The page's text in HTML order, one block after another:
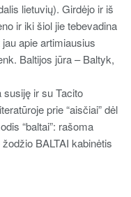
lietuvių). Girdėjo ir iš
ir iki šiol jie tebevadina
apie artimiausius
Baltijos jūra – Baltyk,
ir su Tacito
prie “aisčiai” dėl
“baltai”: rašoma
BALTAI kabinėtis